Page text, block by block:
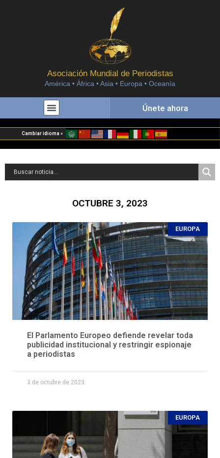
Asociación Mundial de Periodistas
América • África • Asia • Europa • Oceanía
Únete ahora
Cambiar idioma »
OCTUBRE 3, 2023
EUROPA
El Parlamento Europeo defiende revelar toda
publicidad institucional y restringir espionaje
a periodistas
3 de octubre de 2023
EUROPA